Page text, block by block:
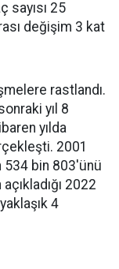
sayısı 25
değişim 3 kat
rastlandı.
yıl 8
yılda
2001
534 bin 803'ünü
2022
4